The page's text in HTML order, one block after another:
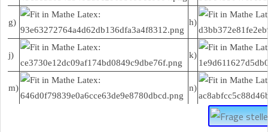
g) h)
j) k)
m) n)